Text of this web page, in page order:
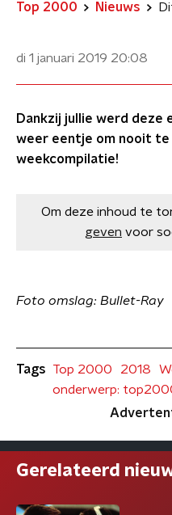
Top 2000 Nieuws
di 1 januari 2019 20:08
Dankzij jullie werd deze
weer eentje om nooit te
weekcompilatie!
Om deze inhoud te
geven voor
Foto omslag: Bullet-Ray
Tags Top 2000 2018
onderwerp:
Gerelateerd